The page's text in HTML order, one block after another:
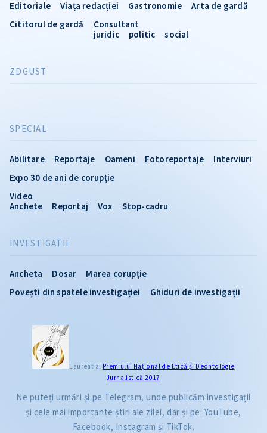
INVESTIGATII
Ancheta Dosar
Marea corupție
Povești din spatele investigației
Ghiduri de investigații
SPECIAL
Abilitare Reportaje Oameni Fotoreportaje
Interviuri
Expo 30 de ani de corupție
Video
Anchete
Reportaj Vox Stop-cadru
Editoriale
Viața redacției Gastronomie
Arta de gardă
Cititorul de gardă
Consultant
juridic
politic social
ZDGUST
Laureat al Premiului Naţional de Etică și Deontologie
Jurnalistică 2017
Ne puteți urmări și pe Telegram, unde publicăm investigații
și cele mai importante știri ale zilei, dar și pe: YouTube,
Facebook, Instagram și TikTok.